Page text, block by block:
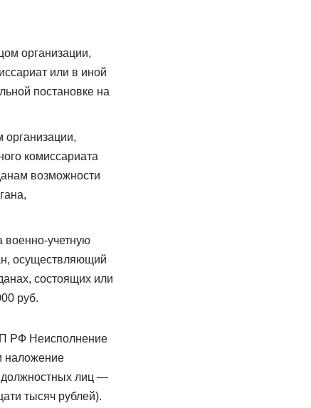
организации,
или в иной
постановке на
комиссариата
возможности
военно-учетную
осуществляющий
состоящих или
руб.
РФ Неисполнение
наложение
должностных лиц —
тысяч рублей).